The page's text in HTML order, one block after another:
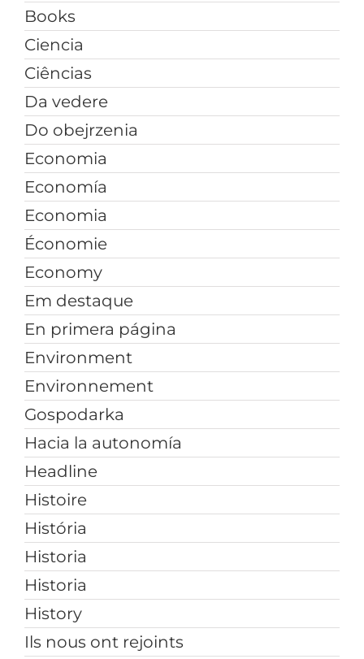
Books
Ciencia
Ciências
Da vedere
Do obejrzenia
Economia
Economía
Economia
Économie
Economy
Em destaque
En primera página
Environment
Environnement
Gospodarka
Hacia la autonomía
Headline
Histoire
História
Historia
Historia
History
Ils nous ont rejoints